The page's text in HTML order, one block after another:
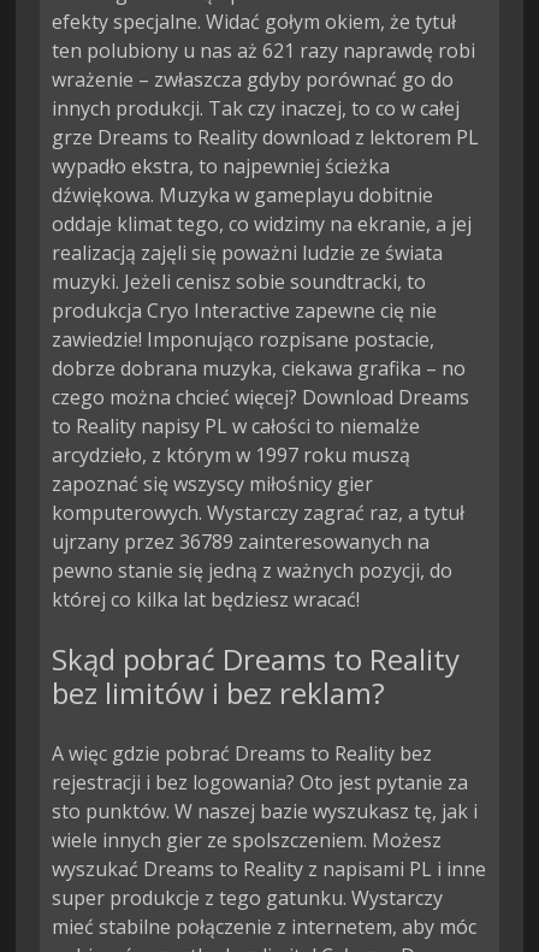
efekty specjalne. Widać gołym okiem, że tytuł
ten polubiony u nas aż 621 razy naprawdę robi
wrażenie – zwłaszcza gdyby porównać go do
innych produkcji. Tak czy inaczej, to co w całej
grze Dreams to Reality download z lektorem PL
wypadło ekstra, to najpewniej ścieżka
dźwiękowa. Muzyka w gameplayu dobitnie
oddaje klimat tego, co widzimy na ekranie, a jej
realizacją zajęli się poważni ludzie ze świata
muzyki. Jeżeli cenisz sobie soundtracki, to
produkcja Cryo Interactive zapewne cię nie
zawiedzie! Imponująco rozpisane postacie,
dobrze dobrana muzyka, ciekawa grafika – no
czego można chcieć więcej? Download Dreams
to Reality napisy PL w całości to niemalże
arcydzieło, z którym w 1997 roku muszą
zapoznać się wszyscy miłośnicy gier
komputerowych. Wystarczy zagrać raz, a tytuł
ujrzany przez 36789 zainteresowanych na
pewno stanie się jedną z ważnych pozycji, do
której co kilka lat będziesz wracać!
Skąd pobrać Dreams to Reality
bez limitów i bez reklam?
A więc gdzie pobrać Dreams to Reality bez
rejestracji i bez logowania? Oto jest pytanie za
sto punktów. W naszej bazie wyszukasz tę, jak i
wiele innych gier ze spolszczeniem. Możesz
wyszukać Dreams to Reality z napisami PL i inne
super produkcje z tego gatunku. Wystarczy
mieć stabilne połączenie z internetem, aby móc